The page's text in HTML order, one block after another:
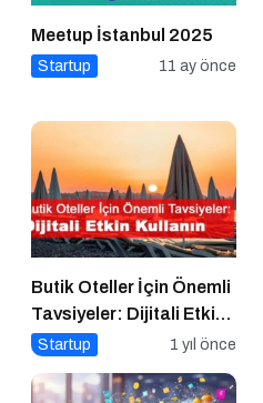
Meetup İstanbul 2025
Startup 11 ay önce
Butik Oteller İçin Önemli
Tavsiyeler: Dijitali Etkin
Kullanın
Startup 1 yıl önce